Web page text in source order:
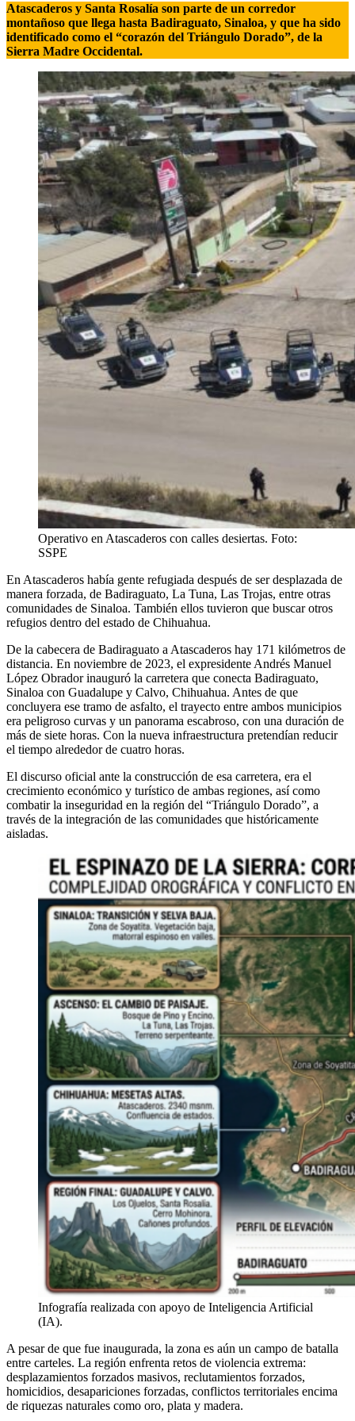
Atascaderos y Santa Rosalía son parte de un corredor
montañoso que llega hasta Badiraguato, Sinaloa, y que ha sido
identificado como el “corazón del Triángulo Dorado”, de la
Sierra Madre Occidental.
Operativo en Atascaderos con calles desiertas. Foto:
SSPE
En Atascaderos había gente refugiada después de ser desplazada de
manera forzada, de Badiraguato, La Tuna, Las Trojas, entre otras
comunidades de Sinaloa. También ellos tuvieron que buscar otros
refugios dentro del estado de Chihuahua.
De la cabecera de Badiraguato a Atascaderos hay 171 kilómetros de
distancia. En noviembre de 2023, el expresidente Andrés Manuel
López Obrador inauguró la carretera que conecta Badiraguato,
Sinaloa con Guadalupe y Calvo, Chihuahua. Antes de que
concluyera ese tramo de asfalto, el trayecto entre ambos municipios
era peligroso curvas y un panorama escabroso, con una duración de
más de siete horas. Con la nueva infraestructura pretendían reducir
el tiempo alrededor de cuatro horas.
El discurso oficial ante la construcción de esa carretera, era el
crecimiento económico y turístico de ambas regiones, así como
combatir la inseguridad en la región del “Triángulo Dorado”, a
través de la integración de las comunidades que históricamente
aisladas.
Infografía realizada con apoyo de Inteligencia Artificial
(IA).
A pesar de que fue inaugurada, la zona es aún un campo de batalla
entre carteles. La región enfrenta retos de violencia extrema:
desplazamientos forzados masivos, reclutamientos forzados,
homicidios, desapariciones forzadas, conflictos territoriales encima
de riquezas naturales como oro, plata y madera.